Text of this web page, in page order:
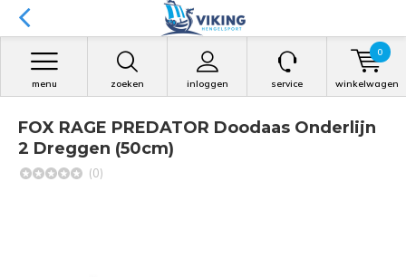
zoeken inloggen
menu service winkelwagen
0
FOX RAGE PREDATOR Doodaas Onderlijn
2 Dreggen (50cm)
(0)